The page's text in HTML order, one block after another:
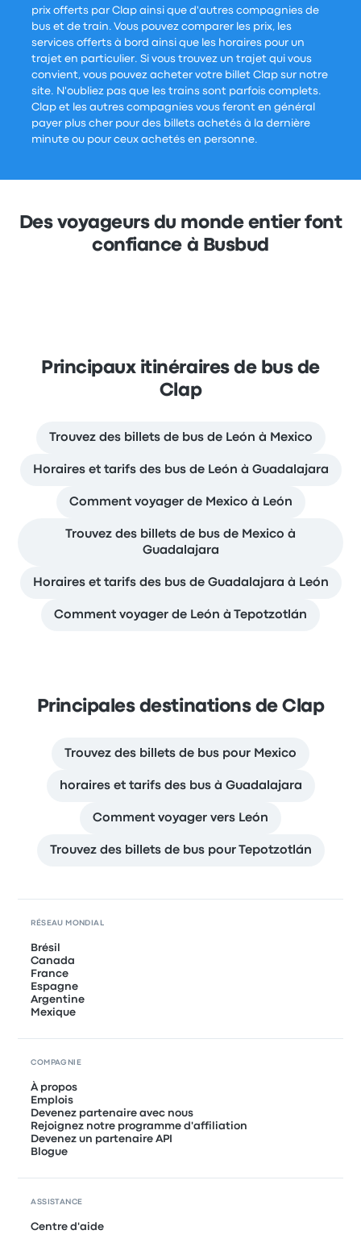
prix offerts par Clap ainsi que d'autres compagnies de
bus et de train. Vous pouvez comparer les prix, les
services offerts à bord ainsi que les horaires pour un
trajet en particulier. Si vous trouvez un trajet qui vous
convient, vous pouvez acheter votre billet Clap sur notre
site. N'oubliez pas que les trains sont parfois complets.
Clap et les autres compagnies vous feront en général
payer plus cher pour des billets achetés à la dernière
minute ou pour ceux achetés en personne.
Des voyageurs du monde entier font
confiance à Busbud
Principaux itinéraires de bus de
Clap
Trouvez des billets de bus de León à Mexico
Horaires et tarifs des bus de León à Guadalajara
Comment voyager de Mexico à León
Trouvez des billets de bus de Mexico à
Guadalajara
Horaires et tarifs des bus de Guadalajara à León
Comment voyager de León à Tepotzotlán
Principales destinations de Clap
Trouvez des billets de bus pour Mexico
horaires et tarifs des bus à Guadalajara
Comment voyager vers León
Trouvez des billets de bus pour Tepotzotlán
RÉSEAU MONDIAL
Brésil
Canada
France
Espagne
Argentine
Mexique
COMPAGNIE
À propos
Emplois
Devenez partenaire avec nous
Rejoignez notre programme d'affiliation
Devenez un partenaire API
Blogue
ASSISTANCE
Centre d'aide